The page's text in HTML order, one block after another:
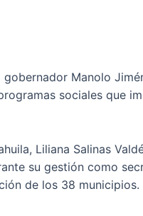
Manolo
sociales que
Liliana Salinas
su gestión como
de los 38 municipios.